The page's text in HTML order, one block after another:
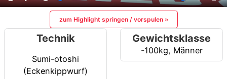
zum Highlight springen / vorspulen »
Technik
Sumi-otoshi
(Eckenkippwurf)
Gewichtsklasse
-100kg, Männer